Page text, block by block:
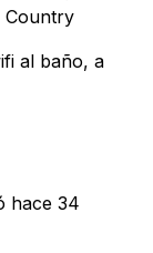
Country
al baño, a
hace 34